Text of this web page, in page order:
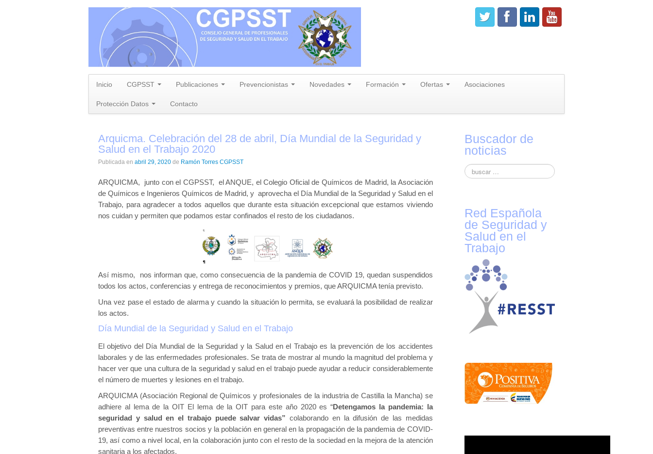
Inicio CGPSST Publicaciones Prevencionistas Novedades Formación Ofertas Asociaciones
Protección Datos Contacto
Arquicma. Celebración del 28 de abril, Día Mundial de la Seguridad y
Salud en el Trabajo 2020
Publicada en abril 29, 2020 de Ramón Torres CGPSST
ARQUICMA, junto con el CGPSST, el ANQUE, el Colegio Oficial de Químicos de Madrid, la Asociación
de Químicos e Ingenieros Químicos de Madrid, y aprovecha el Día Mundial de la Seguridad y Salud en el
Trabajo, para agradecer a todos aquellos que durante esta situación excepcional que estamos viviendo
nos cuidan y permiten que podamos estar confinados el resto de los ciudadanos.
Así mismo, nos informan que, como consecuencia de la pandemia de COVID 19, quedan suspendidos
todos los actos, conferencias y entrega de reconocimientos y premios, que ARQUICMA tenía previsto.
Una vez pase el estado de alarma y cuando la situación lo permita, se evaluará la posibilidad de realizar
los actos.
Día Mundial de la Seguridad y Salud en el Trabajo
El objetivo del Día Mundial de la Seguridad y la Salud en el Trabajo es la prevención de los accidentes
laborales y de las enfermedades profesionales. Se trata de mostrar al mundo la magnitud del problema y
hacer ver que una cultura de la seguridad y salud en el trabajo puede ayudar a reducir considerablemente
el número de muertes y lesiones en el trabajo.
ARQUICMA (Asociación Regional de Químicos y profesionales de la industria de Castilla la Mancha) se
adhiere al lema de la OIT El lema de la OIT para este año 2020 es “Detengamos la pandemia: la
seguridad y salud en el trabajo puede salvar vidas”colaborando en la difusión de las medidas
preventivas entre nuestros socios y la población en general en la propagación de la pandemia de COVID-
19, así como a nivel local, en la colaboración junto con el resto de la sociedad en la mejora de la atención
sanitaria a los afectados.
Buscador de
noticias
Red Española
de Seguridad y
Salud en el
Trabajo